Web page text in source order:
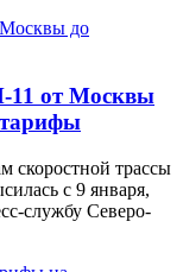
11 от Москвы
скоростной трассы
с 9 января,
службу Северо-